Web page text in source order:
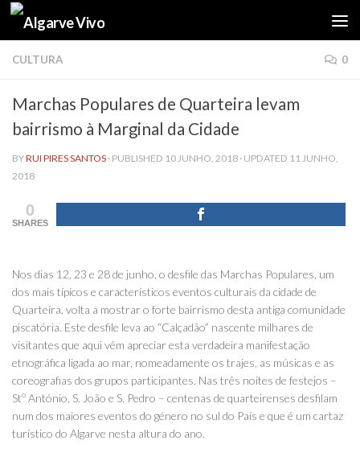
Skip to content
CULTURA 0
Marchas Populares de Quarteira levam
bairrismo à Marginal da Cidade
BYRUI PIRES SANTOS · PUBLISHED 10 JUNHO, 2018 · UPDATED 11 JUNHO,
2018
0
SHARES
Nos dias 12, 23 e 28 de junho, o desfile das Marchas Populares, um
dos mais típicos e característicos eventos culturais da cidade de
Quarteira, volta a mostrar o forte bairrismo desta antiga comunidade
piscatória. Este desfile leva ao “Calçadão” nascente milhares de
visitantes que aqui vêm apreciar esta verdadeira manifestação
etnográfica ligada ao mar, nomeadamente os trajes, as músicas e as
coreografias dos grupos participantes. Nas três noites de festejos –
Stº António, S. João e S. Pedro – centenas de quarteirenses desfilam
num dos maiores eventos do género no sul do País e que é um cartaz
turístico do Algarve nesta altura do ano.